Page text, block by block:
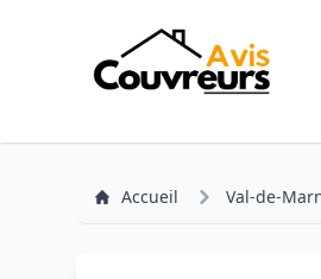
Accueil Val-de-